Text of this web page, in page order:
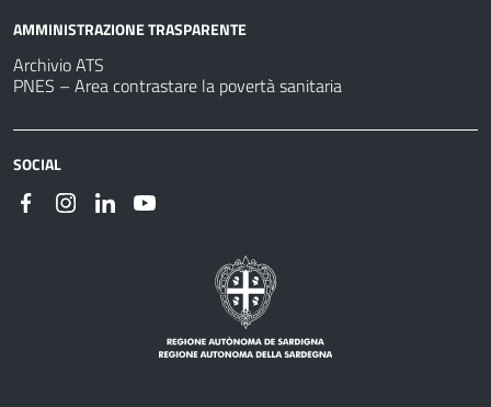
AMMINISTRAZIONE TRASPARENTE
Archivio ATS
PNES – Area contrastare la povertà sanitaria
SOCIAL